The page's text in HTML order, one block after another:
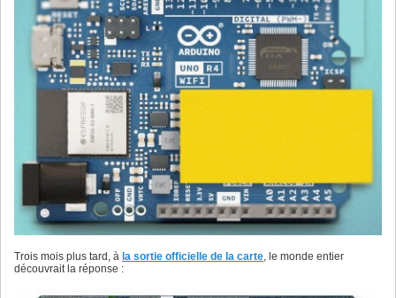
Trois mois plus tard, à la sortie officielle de la carte , le monde entier
découvrait la réponse :